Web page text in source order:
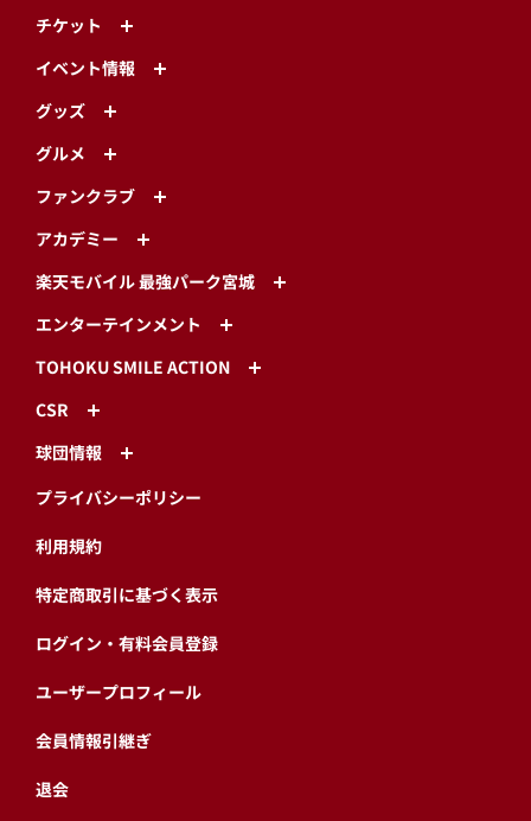
チケット
イベント情報
グッズ
グルメ
ファンクラブ
アカデミー
楽天モバイル 最強パーク宮城
エンターテインメント
TOHOKU SMILE ACTION
CSR
球団情報
プライバシーポリシー
利用規約
特定商取引に基づく表示
ログイン・有料会員登録
ユーザープロフィール
会員情報引継ぎ
退会